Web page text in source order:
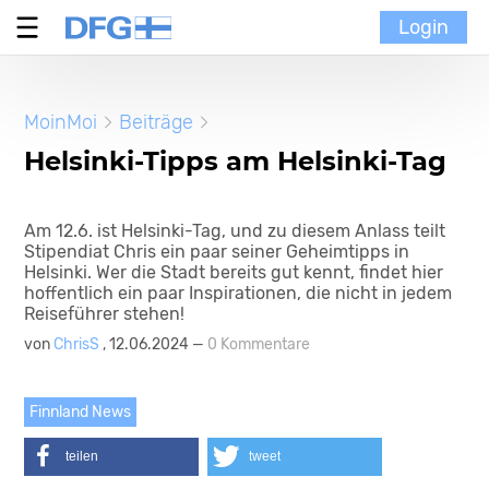
MoinMoi
Portal
Login
MoinMoi Beiträge
Helsinki-Tipps am Helsinki-Tag
Am 12.6. ist Helsinki-Tag, und zu diesem Anlass teilt
Stipendiat Chris ein paar seiner Geheimtipps in
Helsinki. Wer die Stadt bereits gut kennt, findet hier
hoffentlich ein paar Inspirationen, die nicht in jedem
Reiseführer stehen!
von ChrisS , 12.06.2024 — 0 Kommentare
Finnland News
teilen tweet